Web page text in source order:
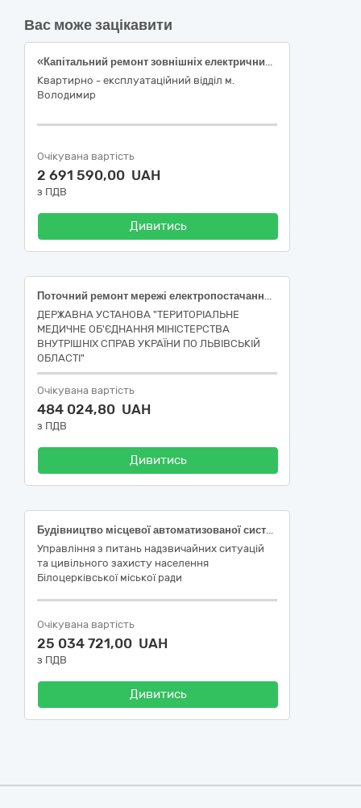
Вас може зацікавити
«Капітальний ремонт зовнішніх електричних мереж для електропостачання електроустановок лікувального корпусу *** м.Ковель,***,*** *** (коригування)»
Квартирно - експлуатаційний відділ м.
Володимир
Очікувана вартість
2 691 590,00 UAH
з ПДВ
Дивитись
Поточний ремонт мережі електропостачання з улаштуванням обліку електричної енергії в РУ- 0,4 кВ ТП-1548 ДУ «ТМО МВС України по Львівській області» по вул. Замарстинівська, 233 у м. Львові («Єдиний закупівельний словник» код ДК 021:2015: 45310000-3 - Електромонтажні роботи)
ДЕРЖАВНА УСТАНОВА "ТЕРИТОРІАЛЬНЕ
МЕДИЧНЕ ОБ'ЄДНАННЯ МІНІСТЕРСТВА
ВНУТРІШНІХ СПРАВ УКРАЇНИ ПО ЛЬВІВСЬКІЙ
ОБЛАСТІ"
Очікувана вартість
484 024,80 UAH
з ПДВ
Дивитись
Будівництво місцевої автоматизованої системи централізованого оповіщення в рамках Цільової програми захисту населення і територій від надзвичайних ситуацій техногенного, природного, соціального та воєнного характеру Білоцерківської міської територіальної громади на 2023-2025 роки. Коригування.
Управління з питань надзвичайних ситуацій
та цивільного захисту населення
Білоцерківської міської ради
Очікувана вартість
25 034 721,00 UAH
з ПДВ
Дивитись